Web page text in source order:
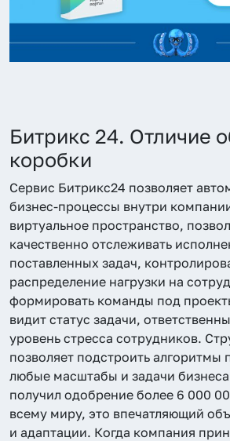
Битрикс 24. Отличие
коробки
Сервис Битрикс24 позволяет
бизнес-процессы внутри
виртуальное пространство,
качественно отслеживать
поставленных задач,
распределение нагрузки на
формировать команды под
видит статус задачи,
уровень стресса сотрудников.
позволяет подстроить
любые масштабы и задачи
получил одобрение более 6 000
всему миру, это впечатляющий
и адаптации. Когда компания